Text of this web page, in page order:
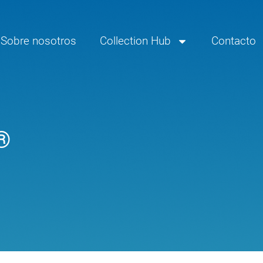
Sobre nosotros Collection Hub Contacto